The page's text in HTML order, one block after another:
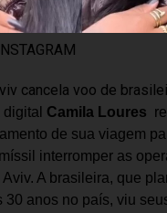
cancela voo de
Camila Loures
de sua viagem
interromper as
A brasileira, que
30 anos no país, viu